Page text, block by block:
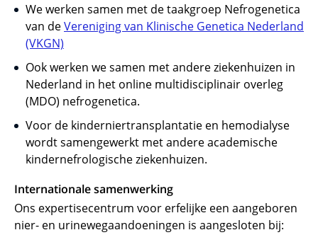
We werken samen met de taakgroep Nefrogenetica
van deVereniging van Klinische Genetica Nederland
(VKGN)
Ook werken we samen met andere ziekenhuizen in
Nederland in het online multidisciplinair overleg
(MDO) nefrogenetica.
Voor de kinderniertransplantatie en hemodialyse
wordt samengewerkt met andere academische
kindernefrologische ziekenhuizen.
Internationale samenwerking
Ons expertisecentrum voor erfelijke een aangeboren
nier- en urinewegaandoeningen is aangesloten bij: